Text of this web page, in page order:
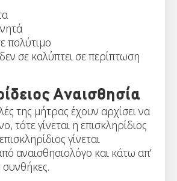
πολύτιμο
σε καλύπτει σε περίπτωση
Αναισθησία
της μήτρας έχουν αρχίσει να
τότε γίνεται η επισκληρίδιος
γίνεται
αναισθησιολόγο και κάτω απ’
συνθήκες.